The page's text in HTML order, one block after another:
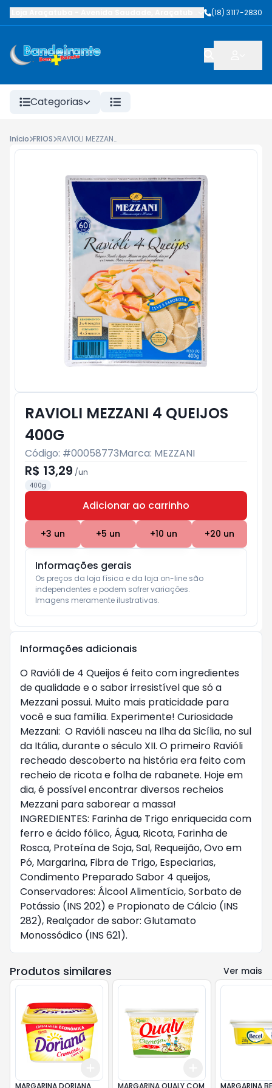
-SP(18) 3117-2830
Categorias
Início FRIOS RAVIOLI MEZZANI 4 QUEIJOS 400G
RAVIOLI MEZZANI 4 QUEIJOS
400G
Código: #00058773Marca: MEZZANI
R$ 13,29 /un
400g
Adicionar ao carrinho
+3 un +5 un +10 un +20 un
Informações gerais
Os preços da loja física e da loja on-line são
independentes e podem sofrer variações.
Imagens meramente ilustrativas.
Informações adicionais
O Ravióli de 4 Queijos é feito com ingredientes
de qualidade e o sabor irresistível que só a
Mezzani possui. Muito mais praticidade para
você e sua família. Experimente! Curiosidade
Mezzani: O Ravióli nasceu na Ilha da Sicília, no sul
da Itália, durante o século XII. O primeiro Ravióli
recheado descoberto na história era feito com
recheio de ricota e folha de rabanete. Hoje em
dia, é possível encontrar diversos recheios
Mezzani para saborear a massa!
INGREDIENTES: Farinha de Trigo enriquecida com
ferro e ácido fólico, Água, Ricota, Farinha de
Rosca, Proteína de Soja, Sal, Requeijão, Ovo em
Pó, Margarina, Fibra de Trigo, Especiarias,
Condimento Preparado Sabor 4 queijos,
Conservadores: Álcool Alimentício, Sorbato de
Potássio (INS 202) e Propionato de Cálcio (INS
282), Realçador de sabor: Glutamato
Monossódico (INS 621).
Produtos similares Ver mais
MARGARINA DORIANA MARGARINA QUALY COM MARGARINA